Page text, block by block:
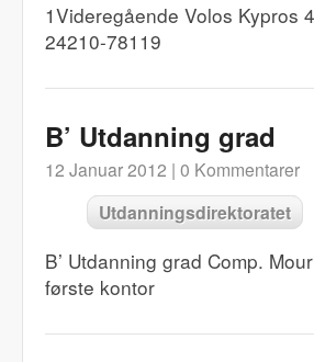
1Videregående Volos Kypros
24210-78119
B’ Utdanning grad
12 Januar 2012 | 0 Kommentarer
Utdanningsdirektoratet
B’ Utdanning grad Comp.
første kontor